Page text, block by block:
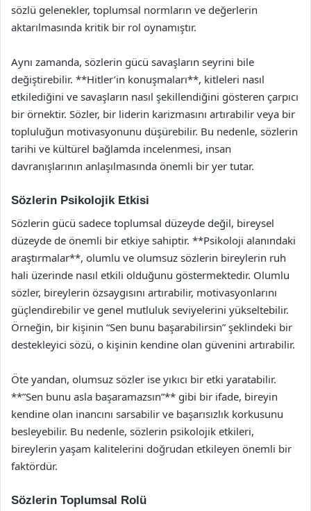
sözlü gelenekler, toplumsal normların ve değerlerin
aktarılmasında kritik bir rol oynamıştır.
Aynı zamanda, sözlerin gücü savaşların seyrini bile
değiştirebilir. **Hitler’in konuşmaları**, kitleleri nasıl
etkilediğini ve savaşların nasıl şekillendiğini gösteren çarpıcı
bir örnektir. Sözler, bir liderin karizmasını artırabilir veya bir
topluluğun motivasyonunu düşürebilir. Bu nedenle, sözlerin
tarihi ve kültürel bağlamda incelenmesi, insan
davranışlarının anlaşılmasında önemli bir yer tutar.
Sözlerin Psikolojik Etkisi
Sözlerin gücü sadece toplumsal düzeyde değil, bireysel
düzeyde de önemli bir etkiye sahiptir. **Psikoloji alanındaki
araştırmalar**, olumlu ve olumsuz sözlerin bireylerin ruh
hali üzerinde nasıl etkili olduğunu göstermektedir. Olumlu
sözler, bireylerin özsaygısını artırabilir, motivasyonlarını
güçlendirebilir ve genel mutluluk seviyelerini yükseltebilir.
Örneğin, bir kişinin “Sen bunu başarabilirsin” şeklindeki bir
destekleyici sözü, o kişinin kendine olan güvenini artırabilir.
Öte yandan, olumsuz sözler ise yıkıcı bir etki yaratabilir.
**”Sen bunu asla başaramazsın”** gibi bir ifade, bireyin
kendine olan inancını sarsabilir ve başarısızlık korkusunu
besleyebilir. Bu nedenle, sözlerin psikolojik etkileri,
bireylerin yaşam kalitelerini doğrudan etkileyen önemli bir
faktördür.
Sözlerin Toplumsal Rolü